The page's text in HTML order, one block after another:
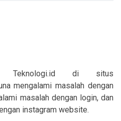
Teknologi.id di situs
mengalami masalah dengan
masalah dengan login, dan
instagram website.